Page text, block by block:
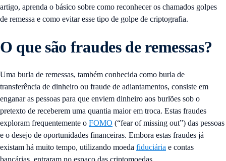
artigo, aprenda o básico sobre como reconhecer os chamados golpes
de remessa e como evitar esse tipo de golpe de criptografia.
O que são fraudes de remessas?
Uma burla de remessas, também conhecida como burla de
transferência de dinheiro ou fraude de adiantamentos, consiste em
enganar as pessoas para que enviem dinheiro aos burlões sob o
pretexto de receberem uma quantia maior em troca. Estas fraudes
exploram frequentemente o FOMO (“fear of missing out”) das pessoas
e o desejo de oportunidades financeiras. Embora estas fraudes já
existam há muito tempo, utilizando moeda fiduciária e contas